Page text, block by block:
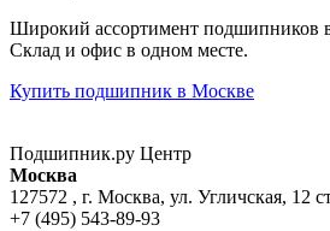
Широкий ассортимент подшипников
Склад и офис в одном месте.
Купить подшипник в Москве
Подшипник.ру Центр
Москва
127572 , г. Москва, ул. Угличская, 12
+7 (495) 543-89-93